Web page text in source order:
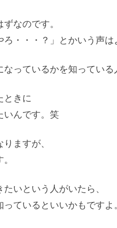
なのです。
・・・？」とかいう声は
っているかを知っている
ときに
いんです。笑
ますが、
いという人がいたら、
ているといいかもですよ